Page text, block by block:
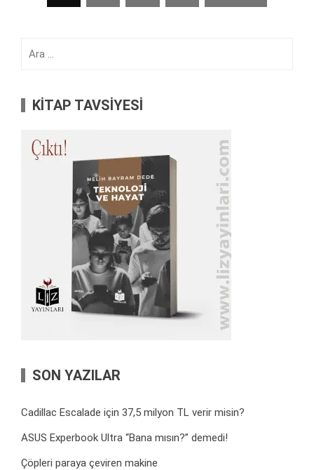
sayfalaması
KİTAP TAVSİYESİ
SON YAZILAR
Cadillac Escalade için 37,5 milyon TL verir misin?
ASUS Experbook Ultra “Bana mısın?” demedi!
Çöpleri paraya çeviren makine